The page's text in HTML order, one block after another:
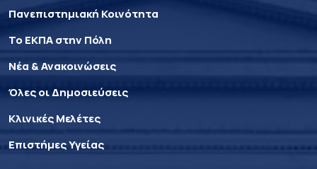
Πανεπιστημιακή Κοινότητα
Το ΕΚΠΑ στην Πόλη
Νέα & Ανακοινώσεις
Όλες οι Δημοσιεύσεις
Κλινικές Μελέτες
Επιστήμες Υγείας